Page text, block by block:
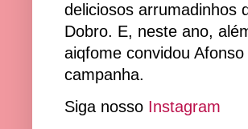
deliciosos arrumadinhos
Dobro. E, neste ano,
aiqfome convidou
campanha.
Siga nosso Instagram